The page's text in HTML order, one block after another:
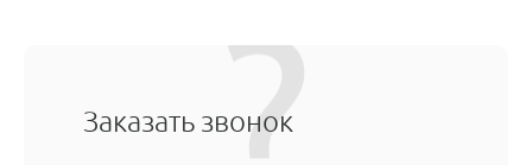
Заказать звонок